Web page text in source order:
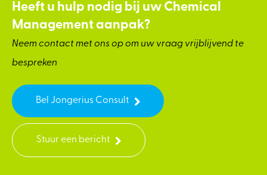
Heeft u hulp nodig bij uw Chemical
Management aanpak?
Neem contact met ons op om uw vraag vrijblijvend te
bespreken
Bel Jongerius Consult
Stuur een bericht